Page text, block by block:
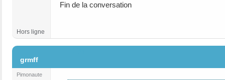
Fin de la conversation
Hors ligne
grmff
Pimonaute